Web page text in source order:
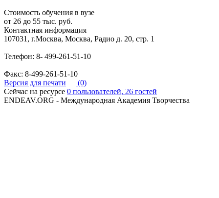
Стоимость обучения в вузе
от 26 до 55 тыс. руб.
Контактная информация
107031, г.Москва, Москва, Радио д. 20, стр. 1
Телефон: 8- 499-261-51-10
Факс: 8-499-261-51-10
Версия для печати
(0)
Сейчас на ресурсе 0 пользователей, 26 гостей
ENDEAV.ORG - Международная Академия Творчества